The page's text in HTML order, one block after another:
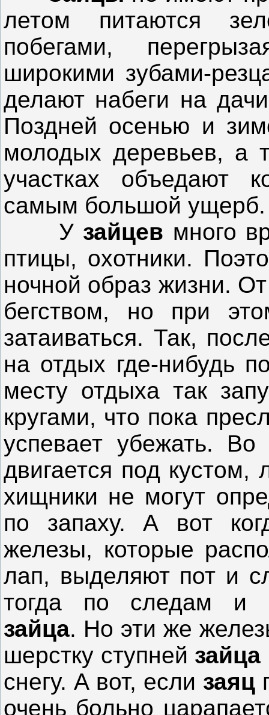
летом питаются
побегами,
широкими зубами-
делают набеги на
Поздней осенью и
молодых деревьев, а
участках объедают
самым большой ущерб.
У зайцев много
птицы, охотники.
ночной образ жизни.
бегством, но при
затаиваться. Так,
на отдых где-нибудь
месту отдыха так
кругами, что пока
успевает убежать.
двигается под
хищники не могут
по запаху. А вот
железы, которые
лап, выделяют пот и
тогда по следам и
зайца. Но эти же
шерстку ступней зайца
снегу. А вот, если заяц
очень больно